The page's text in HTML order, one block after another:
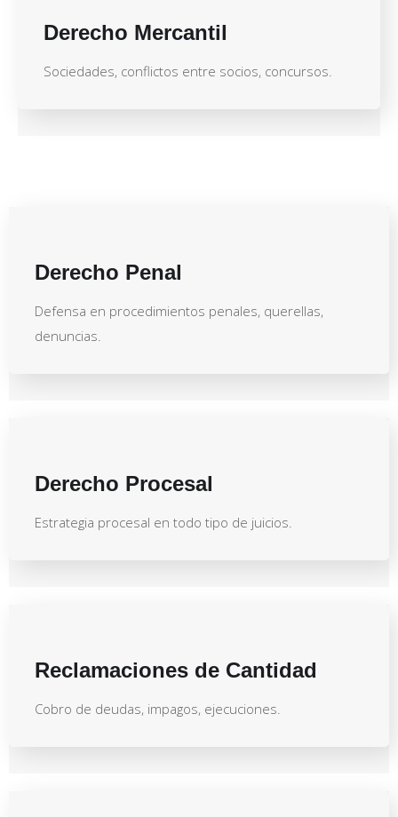
Derecho Mercantil
Sociedades, conflictos entre socios, concursos.
Derecho Penal
Defensa en procedimientos penales, querellas,
denuncias.
Derecho Procesal
Estrategia procesal en todo tipo de juicios.
Reclamaciones de Cantidad
Cobro de deudas, impagos, ejecuciones.